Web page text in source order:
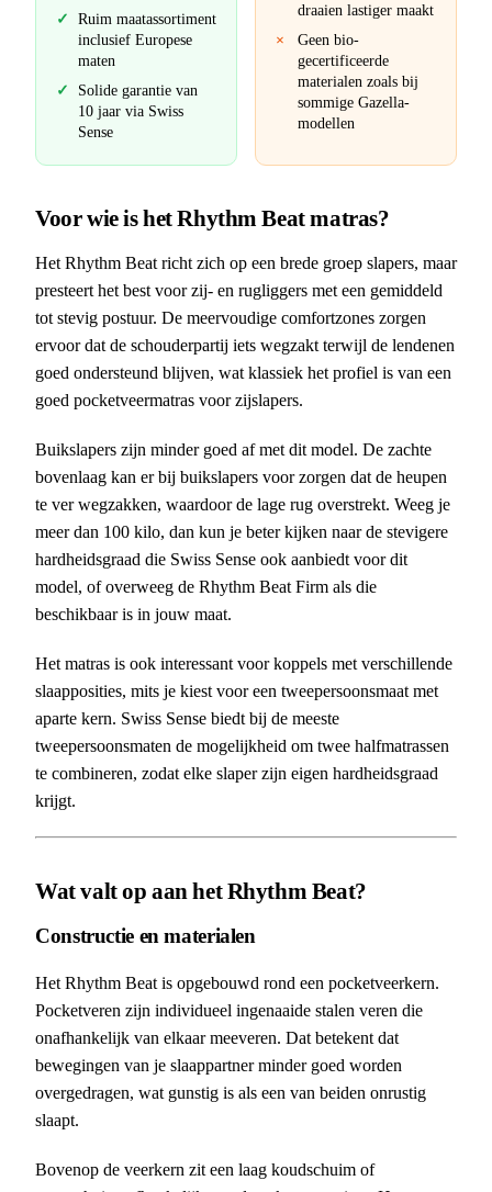
Ruim maatassortiment
inclusief Europese
maten
Solide garantie van
10 jaar via Swiss
Sense
draaien lastiger maakt
Geen bio-
gecertificeerde
materialen zoals bij
sommige Gazella-
modellen
Voor wie is het Rhythm Beat matras?
Het Rhythm Beat richt zich op een brede groep slapers, maar
presteert het best voor zij- en rugliggers met een gemiddeld
tot stevig postuur. De meervoudige comfortzones zorgen
ervoor dat de schouderpartij iets wegzakt terwijl de lendenen
goed ondersteund blijven, wat klassiek het profiel is van een
goed pocketveermatras voor zijslapers.
Buikslapers zijn minder goed af met dit model. De zachte
bovenlaag kan er bij buikslapers voor zorgen dat de heupen
te ver wegzakken, waardoor de lage rug overstrekt. Weeg je
meer dan 100 kilo, dan kun je beter kijken naar de stevigere
hardheidsgraad die Swiss Sense ook aanbiedt voor dit
model, of overweeg de Rhythm Beat Firm als die
beschikbaar is in jouw maat.
Het matras is ook interessant voor koppels met verschillende
slaapposities, mits je kiest voor een tweepersoonsmaat met
aparte kern. Swiss Sense biedt bij de meeste
tweepersoonsmaten de mogelijkheid om twee halfmatrassen
te combineren, zodat elke slaper zijn eigen hardheidsgraad
krijgt.
Wat valt op aan het Rhythm Beat?
Constructie en materialen
Het Rhythm Beat is opgebouwd rond een pocketveerkern.
Pocketveren zijn individueel ingenaaide stalen veren die
onafhankelijk van elkaar meeveren. Dat betekent dat
bewegingen van je slaappartner minder goed worden
overgedragen, wat gunstig is als een van beiden onrustig
slaapt.
Bovenop de veerkern zit een laag koudschuim of